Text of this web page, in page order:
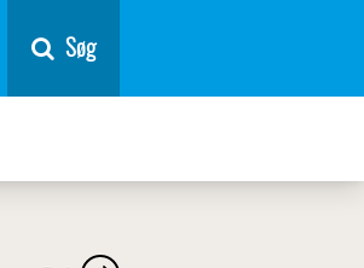
Søg